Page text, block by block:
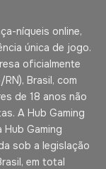
níqueis online,
única de jogo.
oficialmente
Brasil, com
de 18 anos não
A Hub Gaming
Gaming
sob a legislação
em total